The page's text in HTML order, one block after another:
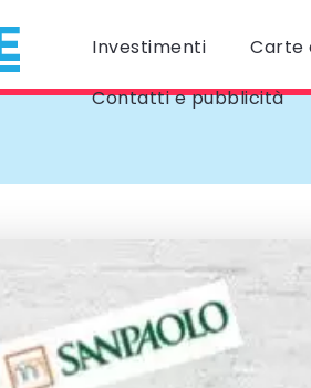
Investimenti Carte
Contatti e pubblicità